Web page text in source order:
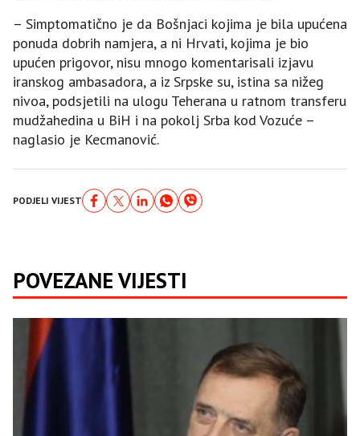
– Simptomatično je da Bošnjaci kojima je bila upućena
ponuda dobrih namjera, a ni Hrvati, kojima je bio
upućen prigovor, nisu mnogo komentarisali izjavu
iranskog ambasadora, a iz Srpske su, istina sa nižeg
nivoa, podsjetili na ulogu Teherana u ratnom transferu
mudžahedina u BiH i na pokolj Srba kod Vozuće –
naglasio je Kecmanović.
PODJELI VIJEST
POVEZANE VIJESTI